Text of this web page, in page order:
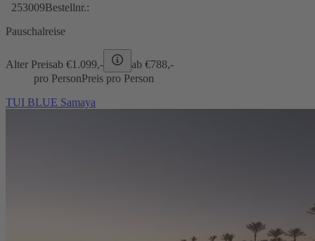
253009Bestellnr.:
Pauschalreise
Alter Preisab €1.099,- ab €788,-
pro PersonPreis pro Person
TUI BLUE Samaya